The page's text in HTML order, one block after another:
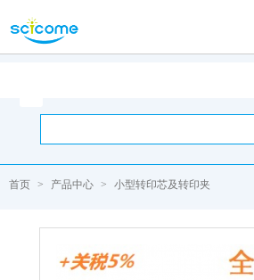
首页 > 产品中心 > 小型转印芯及转印夹